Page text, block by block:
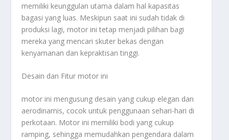
memiliki keunggulan utama dalam hal kapasitas
bagasi yang luas. Meskipun saat ini sudah tidak di
produksi lagi, motor ini tetap menjadi pilihan bagi
mereka yang mencari skuter bekas dengan
kenyamanan dan kepraktisan tinggi.
Desain dan Fitur motor ini
motor ini mengusung desain yang cukup elegan dan
aerodinamis, cocok untuk penggunaan sehari-hari di
perkotaan. Motor ini memiliki bodi yang cukup
ramping, sehingga memudahkan pengendara dalam